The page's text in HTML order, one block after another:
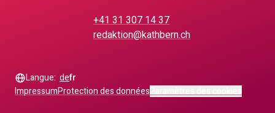
+41 31 307 14 37
redaktion@kathbern.ch
ImpressumProtection des données
Langue: defr